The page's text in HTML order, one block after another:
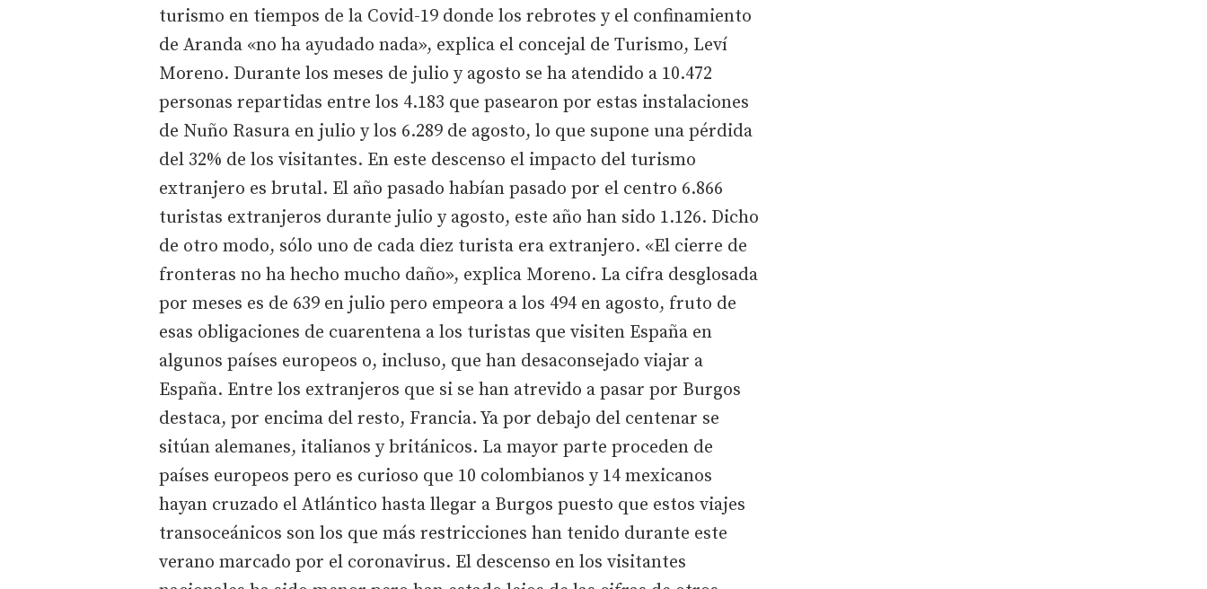
turismo en tiempos de la Covid-19 donde los rebrotes y el confinamiento
de Aranda «no ha ayudado nada», explica el concejal de Turismo, Leví
Moreno. Durante los meses de julio y agosto se ha atendido a 10.472
personas repartidas entre los 4.183 que pasearon por estas instalaciones
de Nuño Rasura en julio y los 6.289 de agosto, lo que supone una pérdida
del 32% de los visitantes. En este descenso el impacto del turismo
extranjero es brutal. El año pasado habían pasado por el centro 6.866
turistas extranjeros durante julio y agosto, este año han sido 1.126. Dicho
de otro modo, sólo uno de cada diez turista era extranjero. «El cierre de
fronteras no ha hecho mucho daño», explica Moreno. La cifra desglosada
por meses es de 639 en julio pero empeora a los 494 en agosto, fruto de
esas obligaciones de cuarentena a los turistas que visiten España en
algunos países europeos o, incluso, que han desaconsejado viajar a
España. Entre los extranjeros que si se han atrevido a pasar por Burgos
destaca, por encima del resto, Francia. Ya por debajo del centenar se
sitúan alemanes, italianos y británicos. La mayor parte proceden de
países europeos pero es curioso que 10 colombianos y 14 mexicanos
hayan cruzado el Atlántico hasta llegar a Burgos puesto que estos viajes
transoceánicos son los que más restricciones han tenido durante este
verano marcado por el coronavirus. El descenso en los visitantes